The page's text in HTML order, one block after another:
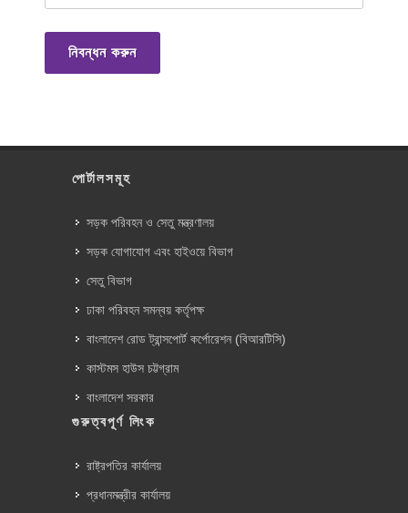
নিবন্ধন করুন
পোর্টালসমূহ
সড়ক পরিবহন ও সেতু মন্ত্রণালয়
সড়ক যোগাযোগ এবং হাইওয়ে বিভাগ
সেতু বিভাগ
ঢাকা পরিবহন সমন্বয় কর্তৃপক্ষ
বাংলাদেশ রোড ট্রান্সপোর্ট কর্পোরেশন (বিআরটিসি)
কাস্টমস হাউস চট্টগ্রাম
বাংলাদেশ সরকার
গুরুত্বপূর্ণ লিংক
রাষ্ট্রপতির কার্যালয়
প্রধানমন্ত্রীর কার্যালয়